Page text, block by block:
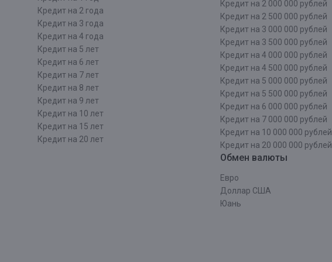
Кредит на 2 года
Кредит на 3 года
Кредит на 4 года
Кредит на 5 лет
Кредит на 6 лет
Кредит на 7 лет
Кредит на 8 лет
Кредит на 9 лет
Кредит на 10 лет
Кредит на 15 лет
Кредит на 20 лет
Кредит на 2 000 000 рублей
Кредит на 2 500 000 рублей
Кредит на 3 000 000 рублей
Кредит на 3 500 000 рублей
Кредит на 4 000 000 рублей
Кредит на 4 500 000 рублей
Кредит на 5 000 000 рублей
Кредит на 5 500 000 рублей
Кредит на 6 000 000 рублей
Кредит на 7 000 000 рублей
Кредит на 10 000 000 рублей
Кредит на 20 000 000 рублей
Обмен валюты
Евро
Доллар США
Юань